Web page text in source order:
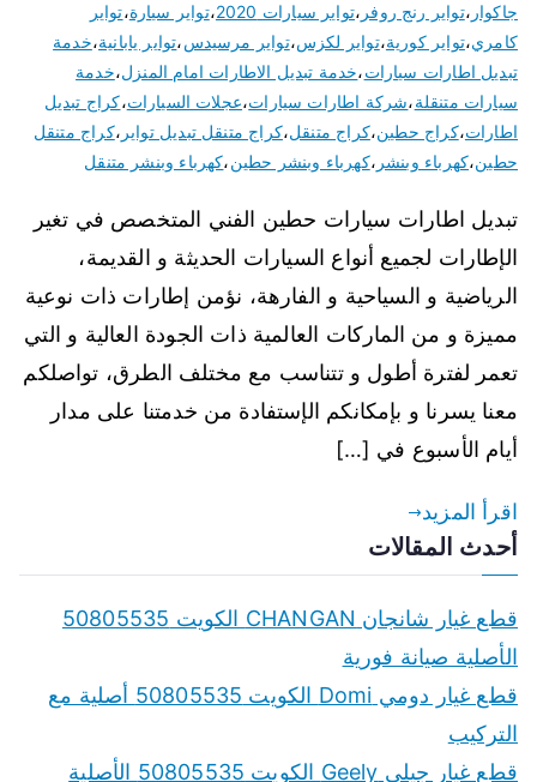
جاكوار ،تواير رنج روفر ،تواير سيارات 2020 ،تواير سيارة،تواير
كامري،تواير كورية،تواير لكزس،تواير مرسيدس،تواير يابانية،خدمة
تبديل اطارات سيارات،خدمة تبديل الاطارات امام المنزل،خدمة
سيارات متنقلة،شركة اطارات سيارات،عجلات السيارات،كراج تبديل
اطارات،كراج حطين،كراج متنقل،كراج متنقل تبديل تواير ،كراج متنقل
حطين،كهرباء وبنشر ،كهرباء وبنشر حطين،كهرباء وبنشر متنقل
تبديل اطارات سيارات حطين الفني المتخصص في تغير
الإطارات لجميع أنواع السيارات الحديثة و القديمة،
الرياضية و السياحية و الفارهة، نؤمن إطارات ذات نوعية
مميزة و من الماركات العالمية ذات الجودة العالية و التي
تعمر لفترة أطول و تتناسب مع مختلف الطرق، تواصلكم
معنا يسرنا و بإمكانكم الإستفادة من خدمتنا على مدار
أيام الأسبوع في […]
اقرأ المزيد
أحدث المقالات
قطع غيار شانجان CHANGAN الكويت 50805535
الأصلية صيانة فورية
قطع غيار دومي Domi الكويت 50805535 أصلية مع
التركيب
قطع غيار جيلي Geely الكويت 50805535 الأصلية